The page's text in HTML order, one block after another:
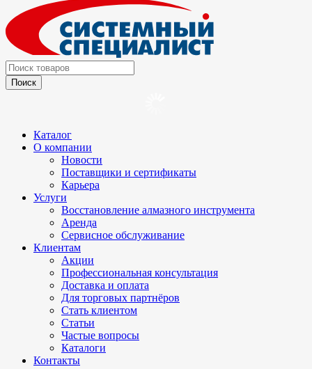
Каталог
О компании
Новости
Поставщики и сертификаты
Карьера
Услуги
Восстановление алмазного инструмента
Аренда
Сервисное обслуживание
Клиентам
Акции
Профессиональная консультация
Доставка и оплата
Для торговых партнёров
Стать клиентом
Статьи
Частые вопросы
Каталоги
Контакты